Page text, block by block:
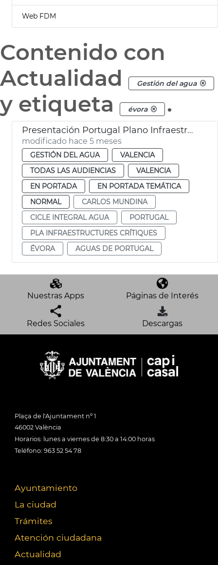
Web FDM
Contenido con
Actualidad
Gestión del agua
y etiqueta évora .
Presentación Portugal Plano Infraestructuras Críticas 2026-2031 València
modificado hace 5 meses
GESTIÓN DEL AGUA
VALENCIA
TODAS LAS AUDIENCIAS
VALENCIA
EN PORTADA
EN PORTADA TEMÁTICA
NORMAL
CARLOS MUNDINA
CICLE INTEGRAL AGUA
PORTUGAL
PLA INFRAESTRUCTURES CRÍTIQUES
ÉVORA
AGUAS DE PORTUGAL
Nuestras Apps Páginas de Interés
Redes Sociales Descargas
Plaça de l'Ajuntament nº 1
46002 València
Horarios: lunes a viernes de 8:30 a 14:00 horas
Teléfono: 963 52 54 78
Ayuntamiento
La ciudad
Trámites
Atención ciudadana
Actualidad